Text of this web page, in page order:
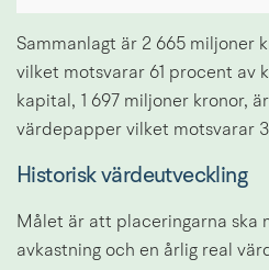
Sammanlagt är 2 665 miljoner
vilket motsvarar 61 procent av
kapital, 1 697 miljoner kronor,
värdepapper vilket motsvarar
Historisk värdeutveckling
Målet är att placeringarna ska
avkastning och en årlig real